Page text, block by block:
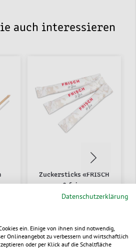
auch interessieren
Zuckersticks «FRISCH
& fein»
Datenschutzerklärung
ein. Einige von ihnen sind notwendig,
Onlineangebot zu verbessern und wirtschaftlich
oder per Klick auf die Schaltfläche